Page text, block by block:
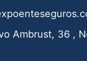
Ambrust, 36 ,